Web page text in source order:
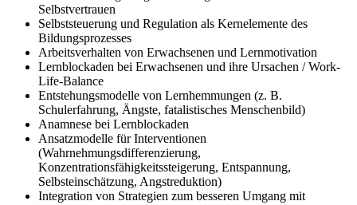
Selbstvertrauen
Selbststeuerung und Regulation als Kernelemente des
Bildungsprozesses
Arbeitsverhalten von Erwachsenen und Lernmotivation
Lernblockaden bei Erwachsenen und ihre Ursachen / Work-
Life-Balance
Entstehungsmodelle von Lernhemmungen (z. B.
Schulerfahrung, Ängste, fatalistisches Menschenbild)
Anamnese bei Lernblockaden
Ansatzmodelle für Interventionen
(Wahrnehmungsdifferenzierung,
Konzentrationsfähigkeitssteigerung, Entspannung,
Selbsteinschätzung, Angstreduktion)
Integration von Strategien zum besseren Umgang mit